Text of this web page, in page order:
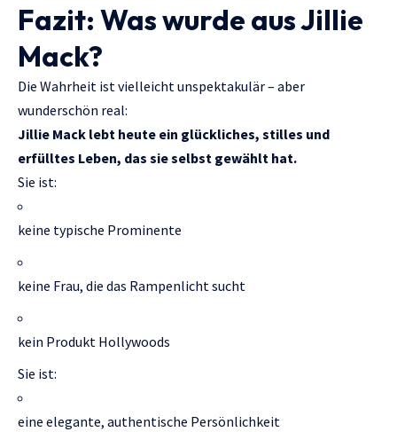
Fazit: Was wurde aus Jillie
Mack?
Die Wahrheit ist vielleicht unspektakulär – aber
wunderschön real:
Jillie Mack lebt heute ein glückliches, stilles und
erfülltes Leben, das sie selbst gewählt hat.
Sie ist:
keine typische Prominente
keine Frau, die das Rampenlicht sucht
kein Produkt Hollywoods
Sie ist:
eine elegante, authentische Persönlichkeit